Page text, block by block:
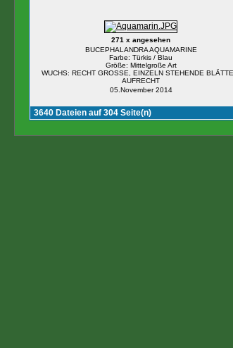
271 x angesehen
BUCEPHALANDRA AQUAMARINE
Farbe: Türkis / Blau
Größe: Mittelgroße Art
WUCHS: RECHT GROSSE, EINZELN STEHENDE
AUFRECHT
05.November 2014
3640 Dateien auf 304 Seite(n)